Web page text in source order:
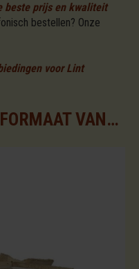
beste prijs en kwaliteit
bestellen? Onze
voor Lint
KLIK OP HET PALLET FORMAAT VAN UW KEUZE VOOR DE BESCHIKBARE ASSORTIMENTEN